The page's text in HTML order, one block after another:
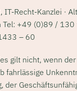
Recht-Kanzlei ·
Tel: +49 (0)89 / 130
– 60
gilt nicht, wenn
fahrlässige
der